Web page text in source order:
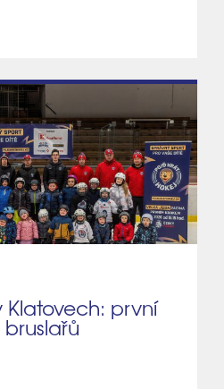
Klatovech: první